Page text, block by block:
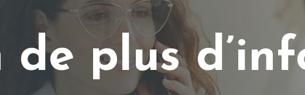
de plus